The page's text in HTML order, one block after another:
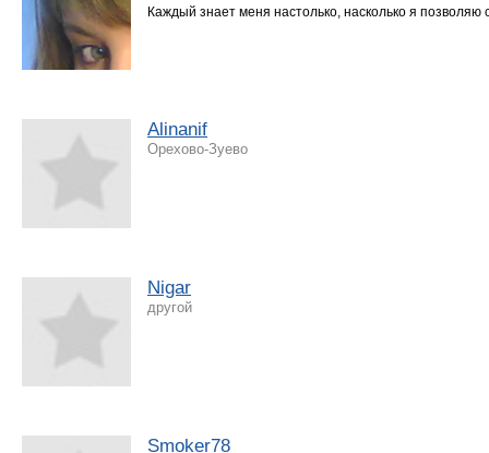
Каждый знает меня настолько, насколько я позволяю
Alinanif
Орехово-Зуево
Nigar
другой
Smoker78